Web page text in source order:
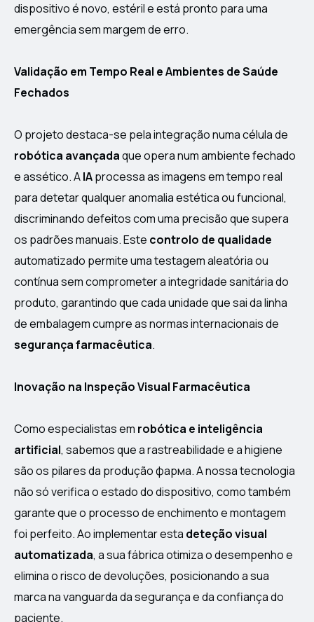
dispositivo é novo, estéril e está pronto para uma
emergência sem margem de erro.
Validação em Tempo Real e Ambientes de Saúde
Fechados
O projeto destaca-se pela integração numa célula de
robótica avançadaque opera num ambiente fechado
e assético. AIAprocessa as imagens em tempo real
para detetar qualquer anomalia estética ou funcional,
discriminando defeitos com uma precisão que supera
os padrões manuais. Este controlo de qualidade
automatizado permite uma testagem aleatória ou
contínua sem comprometer a integridade sanitária do
produto, garantindo que cada unidade que sai da linha
de embalagem cumpre as normas internacionais de
segurança farmacêutica.
Inovação na Inspeção Visual Farmacêutica
Como especialistas em robótica e inteligência
artificial, sabemos que a rastreabilidade e a higiene
são os pilares da produção фарма. A nossa tecnologia
não só verifica o estado do dispositivo, como também
garante que o processo de enchimento e montagem
foi perfeito. Ao implementar esta deteção visual
automatizada, a sua fábrica otimiza o desempenho e
elimina o risco de devoluções, posicionando a sua
marca na vanguarda da segurança e da confiança do
paciente.